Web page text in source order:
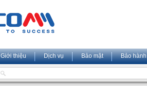
Giới thiệu Dịch vụ Bảo mật Bảo hành